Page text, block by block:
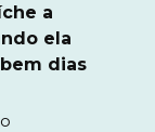
a
ela
dias